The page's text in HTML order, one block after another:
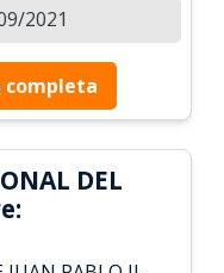
2021
completa
DEL